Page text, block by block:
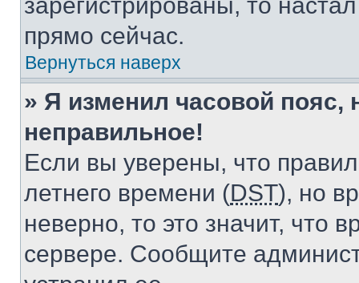
прямо сейчас.
Вернуться наверх
» Я изменил часовой пояс,
неправильное!
Если вы уверены, что
летнего времени (DST), но
неверно, то это значит, что
сервере. Сообщите